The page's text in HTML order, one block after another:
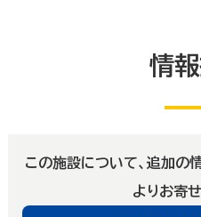
情
この施設について、追加の
よりお寄